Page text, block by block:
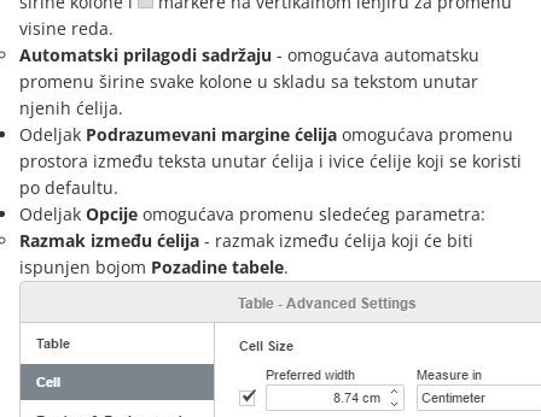
visine reda.
Automatski prilagodi sadržaju - omogućava automatsku
promenu širine svake kolone u skladu sa tekstom unutar
njenih ćelija.
Odeljak Podrazumevani margine ćelija omogućava promenu
prostora između teksta unutar ćelija i ivice ćelije koji se koristi
po defaultu.
Odeljak Opcije omogućava promenu sledećeg parametra:
Razmak između ćelija - razmak između ćelija koji će biti
ispunjen bojom Pozadine tabele.